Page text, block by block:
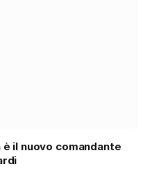
è il nuovo comandante